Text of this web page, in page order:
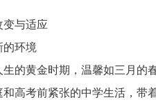
变与适应
的环境
生的黄金时期，温馨如三月的
和高考前紧张的中学生活，带